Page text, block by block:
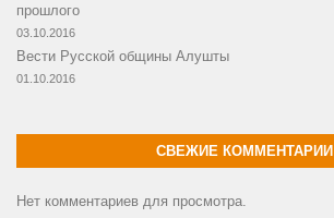
прошлого
03.10.2016
Вести Русской общины Алушты
01.10.2016
СВЕЖИЕ КОММЕНТАРИИ
Нет комментариев для просмотра.